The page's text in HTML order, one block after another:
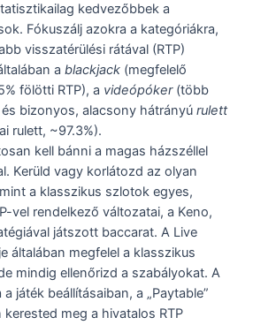
kedvezőbbek a
Fókuszálj azokra a kategóriákra,
visszatérülési rátával (RTP)
ablackjack (megfelelő
fölötti RTP), a videópóker(több
bizonyos, alacsony hátrányúrulett
rulett, ~97.3%).
kell bánni a magas házszéllel
Kerüld vagy korlátozd az olyan
a klasszikus szlotok egyes,
vel rendelkező változatai, a Keno,
játszott baccarat. A Live
általában megfelel a klasszikus
mindig ellenőrizd a szabályokat. A
játék beállításaiban, a „Paytable”
meg a hivatalos RTP